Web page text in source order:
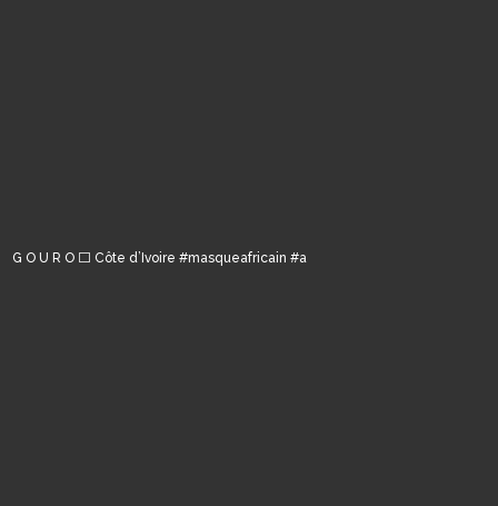
G O U R O ⬜️ Côte d’Ivoire #masqueafricain #a